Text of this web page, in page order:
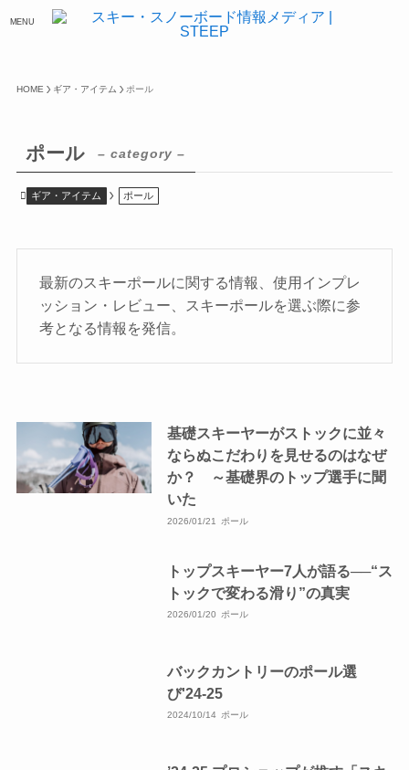
MENU
HOME ギア・アイテム ポール
ポール – category –
ギア・アイテム ポール
最新のスキーポールに関する情報、使用インプレ
ッション・レビュー、スキーポールを選ぶ際に参
考となる情報を発信。
基礎スキーヤーがストックに並々
ならぬこだわりを見せるのはなぜ
か？ ～基礎界のトップ選手に聞
いた
2026/01/21 ポール
トップスキーヤー7人が語る──“ス
トックで変わる滑り”の真実
2026/01/20 ポール
バックカントリーのポール選
び'24-25
2024/10/14 ポール